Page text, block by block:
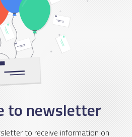
to newsletter
to receive information on